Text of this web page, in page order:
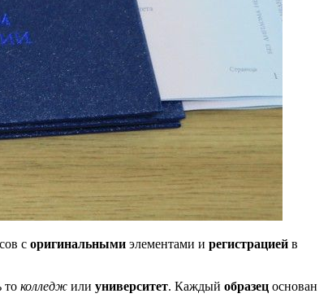
с оригинальными элементами и регистрацией в
то колледж или университет. Каждый образец основан